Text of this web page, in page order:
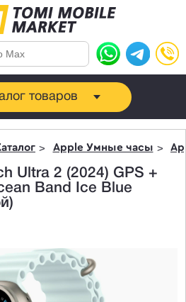
товаров
Apple Умные часы
Ultra 2 (2024) GPS +
Band Ice Blue